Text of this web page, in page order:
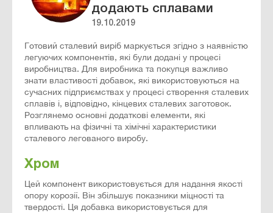
додають сплавами
19.10.2019
Готовий сталевий виріб маркується згідно з наявністю
легуючих компонентів, які були додані у процесі
виробництва. Для виробника та покупця важливо
знати властивості добавок, які використовуються на
сучасних підприємствах у процесі створення сталевих
сплавів і, відповідно, кінцевих сталевих заготовок.
Розглянемо основні додаткові елементи, які
впливають на фізичні та хімічні характеристики
сталевого легованого виробу.
Хром
Цей компонент використовується для надання якості
опору корозії. Він збільшує показники міцності та
твердості. Ця добавка використовується для